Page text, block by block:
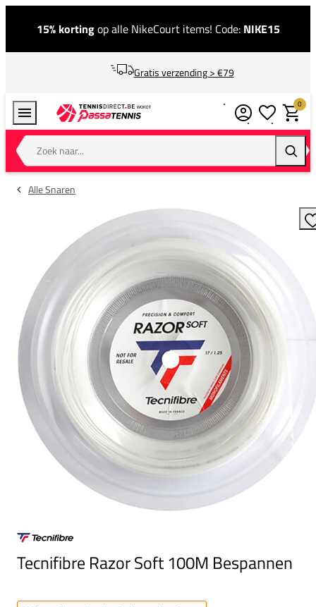
15% kortingop alle NikeCourt items! Code: NIKE15
Gratis verzending > €79
Zoek naar...
0
Alle Snaren
Tecnifibre Razor Soft 100M Bespannen